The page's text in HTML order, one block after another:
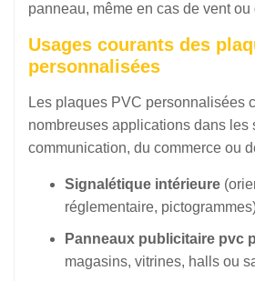
panneau, même en cas de vent ou
Usages courants des
personnalisées
Les plaques PVC personnalisées
nombreuses applications dans les
communication, du commerce ou
Signalétique intérieure
réglementaire,
Panneaux publicitaire pvc
magasins, vitrines, halls ou